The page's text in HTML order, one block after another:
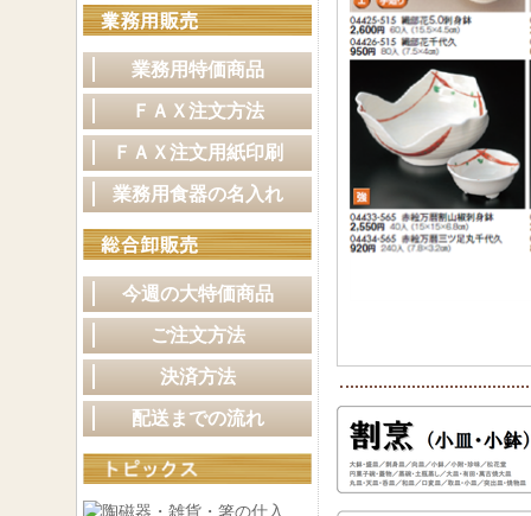
業務用特価商品
ＦＡＸ注文方法
ＦＡＸ注文用紙印刷
業務用食器の名入れ
今週の大特価商品
ご注文方法
決済方法
配送までの流れ